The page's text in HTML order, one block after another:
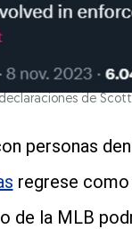
de
personas
regrese
de la MLB